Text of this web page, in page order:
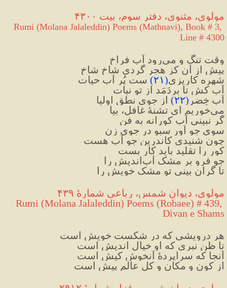
مولوی، مثنوی، دفتر سوم، بیت ۴۳۰۰
Rumi (Molana Jalaleddin) Poems (Mathnavi), Book # 3,
Line # 4300
وقت تنگ و می‌رود آب فراخ
پیش از آن کز هجر گردی شاخ شاخ
شهره کاریزی(۲۱) ست پُر آب حیات
آب کش تا بردَمَد از تو نبات
آب خِضر (۲۲) از جوی نطق اولیا
می‌خوریم ای تشنهٔ غافل، بیا
گر نبینی آب کورانه به فن
سوی جو آور سبو در جوی زن
چون شنیدی کاندرین جو آب هست
کور را تقلید باید کار بست
جو فرو بر مشک آب‌اندیش را
تا گران بینی تو مشک خویش را
مولوی، دیوان شمس، رباعی شمارهٔ ۴۳۹
Rumi (Molana Jalaleddin) Poems (Robaee) # 439,
Divan e Shams
هر درویشی که در شکست خویش است
تا ظن نبری که او خیال اندیش است
آنجا که سراپردهٔ آنخوش کیش است
از کون و مکان و کل عالم پیش است